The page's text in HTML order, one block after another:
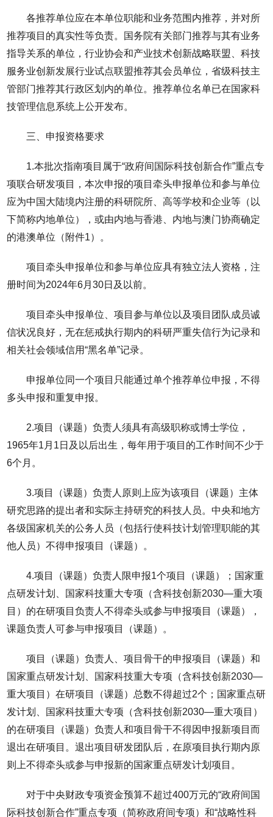
各推荐单位应在本单位职能和业务范围内推荐，并对所
推荐项目的真实性等负责。国务院有关部门推荐与其有业务
指导关系的单位，行业协会和产业技术创新战略联盟、科技
服务业创新发展行业试点联盟推荐其会员单位，省级科技主
管部门推荐其行政区划内的单位。推荐单位名单已在国家科
技管理信息系统上公开发布。
三、申报资格要求
1.本批次指南项目属于“政府间国际科技创新合作”重点专
项联合研发项目，本次申报的项目牵头申报单位和参与单位
应为中国大陆境内注册的科研院所、高等学校和企业等（以
下简称内地单位），或由内地与香港、内地与澳门协商确定
的港澳单位（附件1）。
项目牵头申报单位和参与单位应具有独立法人资格，注
册时间为2024年6月30日及以前。
项目牵头申报单位、项目参与单位以及项目团队成员诚
信状况良好，无在惩戒执行期内的科研严重失信行为记录和
相关社会领域信用“黑名单”记录。
申报单位同一个项目只能通过单个推荐单位申报，不得
多头申报和重复申报。
2.项目（课题）负责人须具有高级职称或博士学位，
1965年1月1日及以后出生，每年用于项目的工作时间不少于
6个月。
3.项目（课题）负责人原则上应为该项目（课题）主体
研究思路的提出者和实际主持研究的科技人员。中央和地方
各级国家机关的公务人员（包括行使科技计划管理职能的其
他人员）不得申报项目（课题）。
4.项目（课题）负责人限申报1个项目（课题）；国家重
点研发计划、国家科技重大专项（含科技创新2030—重大项
目）的在研项目负责人不得牵头或参与申报项目（课题），
课题负责人可参与申报项目（课题）。
项目（课题）负责人、项目骨干的申报项目（课题）和
国家重点研发计划、国家科技重大专项（含科技创新2030—
重大项目）在研项目（课题）总数不得超过2个；国家重点研
发计划、国家科技重大专项（含科技创新2030—重大项目）
的在研项目（课题）负责人和项目骨干不得因申报新项目而
退出在研项目。退出项目研发团队后，在原项目执行期内原
则上不得牵头或参与申报新的国家重点研发计划项目。
对于中央财政专项资金预算不超过400万元的“政府间国
际科技创新合作”重点专项（简称政府间专项）和“战略性科